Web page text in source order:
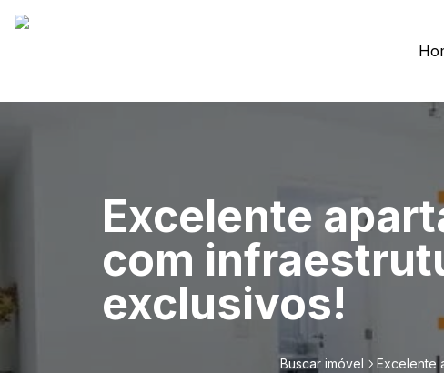
Excelente
com
exclusivos!
Buscar imóvel Excelente